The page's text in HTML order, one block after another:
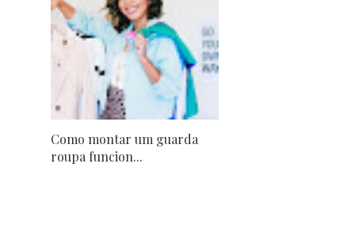
Como montar um guarda
roupa funcion...